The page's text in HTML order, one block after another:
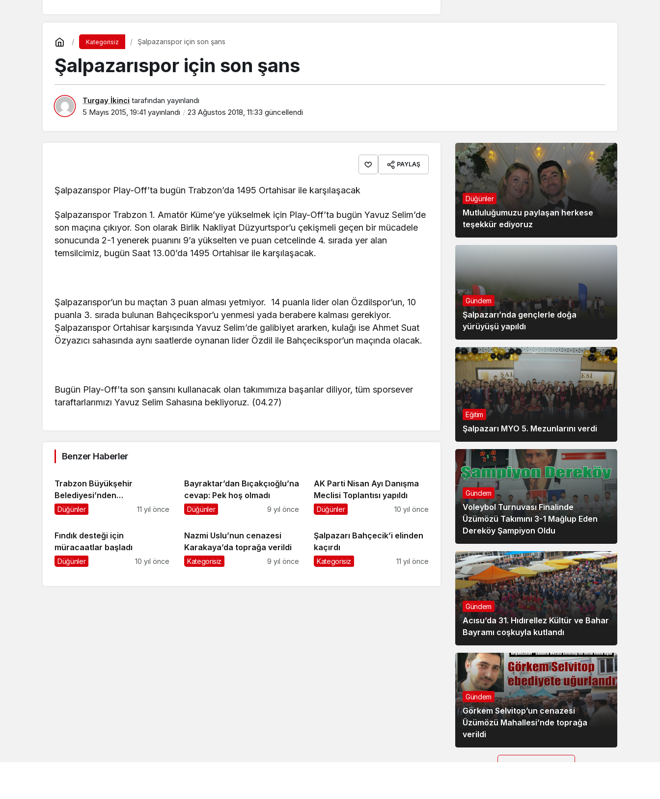
Kategorisiz Şalpazarıspor için son şans
Şalpazarıspor için son şans
Turgay İkinci tarafından yayınlandı
5 Mayıs 2015, 19:41 yayınlandı 23 Ağustos 2018, 11:33 güncellendi
PAYLAŞ
Şalpazarıspor Play-Off’ta bugün Trabzon’da 1495 Ortahisar ile karşılaşacak
Şalpazarıspor Trabzon 1. Amatör Küme’ye yükselmek için Play-Off’ta bugün Yavuz Selim’de
son maçına çıkıyor. Son olarak Birlik Nakliyat Düzyurtspor’u çekişmeli geçen bir mücadele
sonucunda 2-1 yenerek puanını 9’a yükselten ve puan cetcelinde 4. sırada yer alan
temsilcimiz, bugün Saat 13.00’da 1495 Ortahisar ile karşılaşacak.
Şalpazarıspor’un bu maçtan 3 puan alması yetmiyor. 14 puanla lider olan Özdilspor’un, 10
puanla 3. sırada bulunan Bahçecikspor’u yenmesi yada berabere kalması gerekiyor.
Şalpazarıspor Ortahisar karşısında Yavuz Selim’de galibiyet ararken, kulağı ise Ahmet Suat
Özyazıcı sahasında aynı saatlerde oynanan lider Özdil ile Bahçecikspor’un maçında olacak.
Bugün Play-Off’ta son şansını kullanacak olan takımımıza başarılar diliyor, tüm sporsever
taraftarlarımızı Yavuz Selim Sahasına bekliyoruz. (04.27)
Benzer Haberler
Trabzon Büyükşehir
Belediyesi’nden
Şalpazarıspor’a Şampiyonluk
Düğünler 11 yıl önce
Bayraktar’dan Bıçakçıoğlu’na
cevap: Pek hoş olmadı
Düğünler 9 yıl önce
AK Parti Nisan Ayı Danışma
Meclisi Toplantısı yapıldı
Düğünler 10 yıl önce
Fındık desteği için
müracaatlar başladı
Düğünler 10 yıl önce
Nazmi Uslu’nun cenazesi
Karakaya’da toprağa verildi
Kategorisiz 9 yıl önce
Şalpazarı Bahçecik’i elinden
kaçırdı
Kategorisiz 11 yıl önce
Düğünler
Mutluluğumuzu paylaşan herkese
teşekkür ediyoruz
Gündem
Şalpazarı’nda gençlerle doğa
yürüyüşü yapıldı
Eğitim
Şalpazarı MYO 5. Mezunlarını verdi
Gündem
Voleybol Turnuvası Finalinde
Üzümözü Takımını 3-1 Mağlup Eden
Dereköy Şampiyon Oldu
Gündem
Acısu’da 31. Hıdırellez Kültür ve Bahar
Bayramı coşkuyla kutlandı
Gündem
Görkem Selvitop’un cenazesi
Üzümözü Mahallesi’nde toprağa
verildi